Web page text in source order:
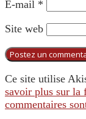
E-mail *
Site web
Ce site utilise
savoir plus sur la
commentaires